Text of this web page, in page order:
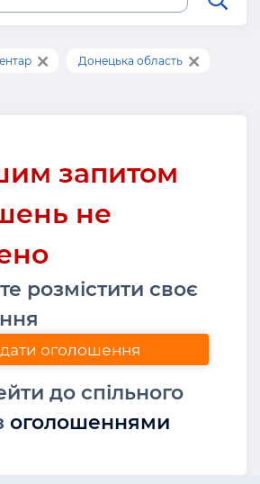
Донецька область
запитом
не
розмістити своє
оголошення
до спільного
оголошеннями